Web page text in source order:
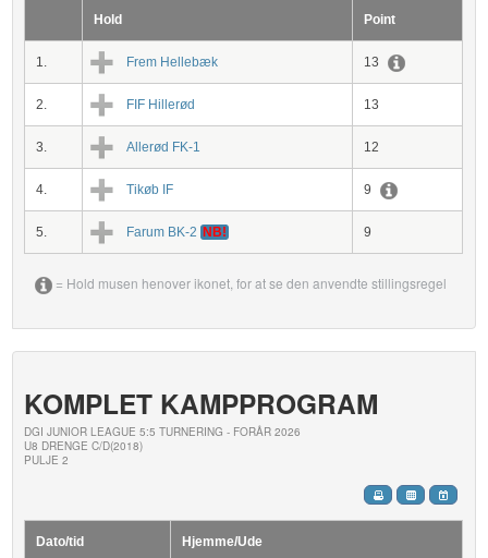
Hold Point
1. Frem Hellebæk 13
2. FIF Hillerød 13
3. Allerød FK-1 12
4. Tikøb IF 9
5. Farum BK-2 NB! 9
= Hold musen henover ikonet, for at se den anvendte stillingsregel
KOMPLET KAMPPROGRAM
DGI JUNIOR LEAGUE 5:5 TURNERING - FORÅR 2026
U8 DRENGE C/D(2018)
PULJE 2
Dato/tid Hjemme/Ude